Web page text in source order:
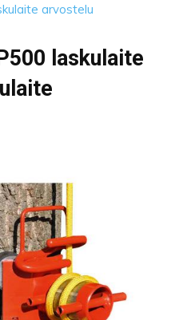
arvostelu
laskulaite